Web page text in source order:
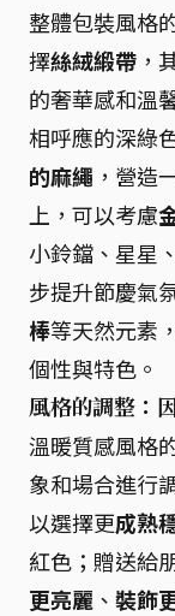
整體包裝風格
擇絲絨緞帶 ，
的奢華感和溫
相呼應的深綠
的麻繩 ，營造
上，可以考慮
小鈴鐺、星星
步提升節慶氣
棒等天然元素
個性與特色。
風格的調整：
溫暖質感風格
象和場合進行
以選擇更成熟
紅色；贈送給
更亮麗 、 裝飾